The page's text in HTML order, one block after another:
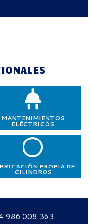
MANTENIMIENTOS
ELÉCTRICOS
PROPIA DE
CILINDROS
986 008 363